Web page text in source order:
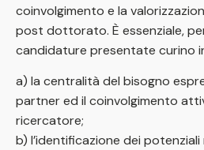
coinvolgimento e la
post dottorato. È essenziale,
candidature presentate curino
a) la centralità del bisogno
partner ed il coinvolgimento
ricercatore;
b) l’identificazione dei